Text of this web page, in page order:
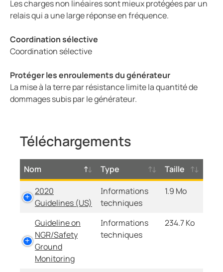
Les charges non linéaires sont mieux protégées par un
relais qui a une large réponse en fréquence.
Coordination sélective
Coordination sélective
Protéger les enroulements du générateur
La mise à la terre par résistance limite la quantité de
dommages subis par le générateur.
Téléchargements
Nom Type
Taille
2020
Guidelines (US)
Informations
techniques
1.9 Mo
Guideline on
NGR/Safety
Ground
Monitoring
Informations
techniques
234.7 Ko